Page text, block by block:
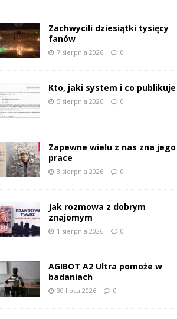
Zachwycili dziesiątki tysięcy
fanów
7 sierpnia 2026 0
Kto, jaki system i co publikuje
5 sierpnia 2026 0
Zapewne wielu z nas zna jego
prace
3 sierpnia 2026 0
Jak rozmowa z dobrym
znajomym
1 sierpnia 2026 0
AGIBOT A2 Ultra pomoże w
badaniach
30 lipca 2026 0